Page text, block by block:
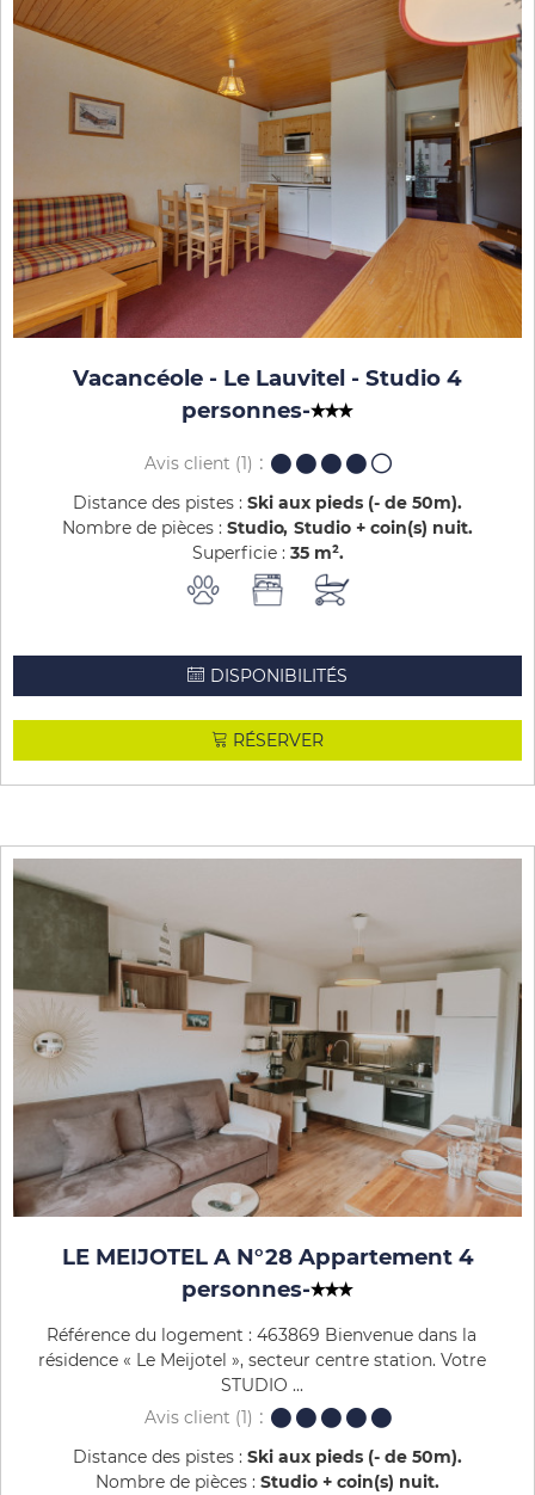
Vacancéole - Le Lauvitel - Studio 4
personnes-
Avis client (1)
Distance des pistes : Ski aux pieds (- de 50m)
Nombre de pièces : Studio Studio + coin(s) nuit
Superficie : 35 m²
DISPONIBILITÉS
RÉSERVER
LE MEIJOTEL A N°28 Appartement 4
personnes-
Référence du logement : 463869 Bienvenue dans la
résidence « Le Meijotel », secteur centre station. Votre
STUDIO ...
Avis client (1)
Distance des pistes : Ski aux pieds (- de 50m)
Nombre de pièces : Studio + coin(s) nuit